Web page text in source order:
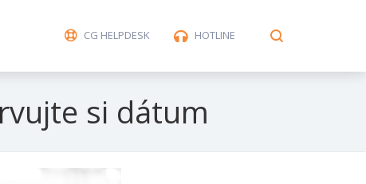
CG HELPDESK HOTLINE
si dátum